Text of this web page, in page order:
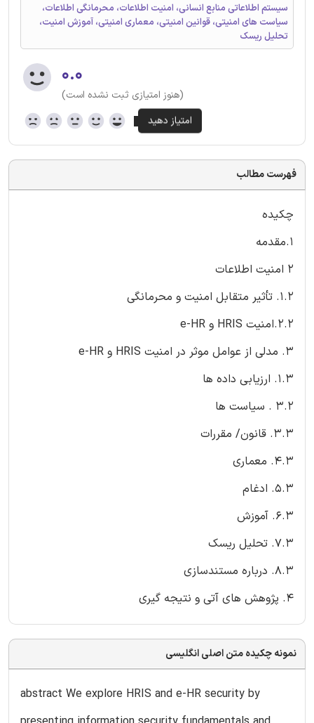
سیستم اطلاعاتی منابع انسانی، امنیت اطلاعات، محرمانگی اطلاعات،
سیاست های امنیتی، قوانین امنیتی، معماری امنیتی، آموزش امنیت،
تحلیل ریسک
۰.۰
(هنوز امتیازی ثبت نشده است)
فهرست مطالب
چکیده
1.مقدمه
2 امنیت اطلاعات
1.2. تأثیر متقابل امنیت و محرمانگی
2.2.امنیت HRIS و e-HR
3. مدلی از عوامل موثر در امنیت HRIS و e-HR
1.3. ارزیابی داده ها
3.2 . سیاست ها
3.3. قانون/ مقررات
4.3. معماری
5.3. ادغام
6.3. آموزش
7.3. تحلیل ریسک
8.3. درباره مستندسازی
4. پژوهش های آتی و نتیجه گیری
نمونه چکیده متن اصلی انگلیسی
abstract We explore HRIS and e-HR security by